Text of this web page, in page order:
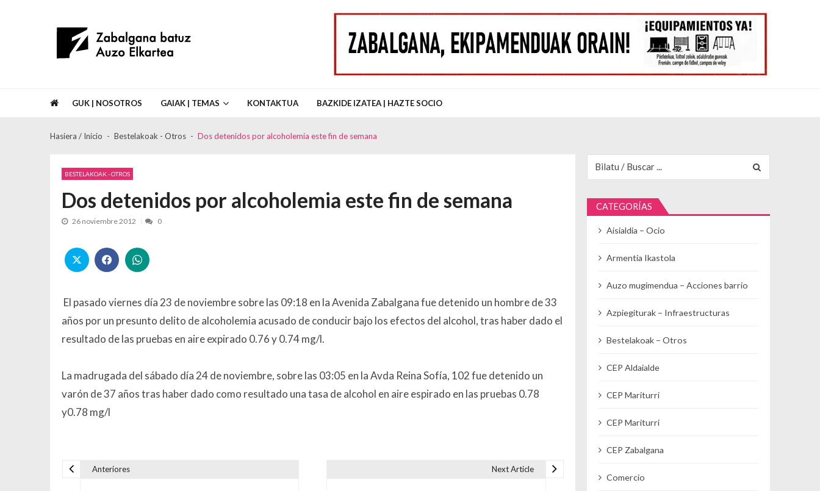
Asociación de Vecinos Zabalgana Batuz Auzo Elkartea
GUK | NOSOTROS GAIAK | TEMAS KONTAKTUA BAZKIDE IZATEA | HAZTE SOCIO
Hasiera / Inicio Bestelakoak - Otros Dos detenidos por alcoholemia este fin de semana
BESTELAKOAK - OTROS
Dos detenidos por alcoholemia este fin de semana
26 noviembre 2012 0
El pasado viernes día 23 de noviembre sobre las 09:18 en la Avenida Zabalgana fue detenido un hombre de 33
años por un presunto delito de alcoholemia acusado de conducir bajo los efectos del alcohol, tras haber dado el
resultado de las pruebas en aire expirado 0.76 y 0.74 mg/l.
La madrugada del sábado día 24 de noviembre, sobre las 03:05 en la Avda Reina Sofía, 102 fue detenido un
varón de 37 años tras haber dado como resultado una tasa de alcohol en aire espirado en las pruebas 0.78
y0.78 mg/l
Anteriores Next Article
CATEGORÍAS
Aisialdia – Ocio
Armentia Ikastola
Auzo mugimendua – Acciones barrio
Azpiegiturak – Infraestructuras
Bestelakoak – Otros
CEP Aldaialde
CEP Mariturri
CEP Mariturri
CEP Zabalgana
Comercio